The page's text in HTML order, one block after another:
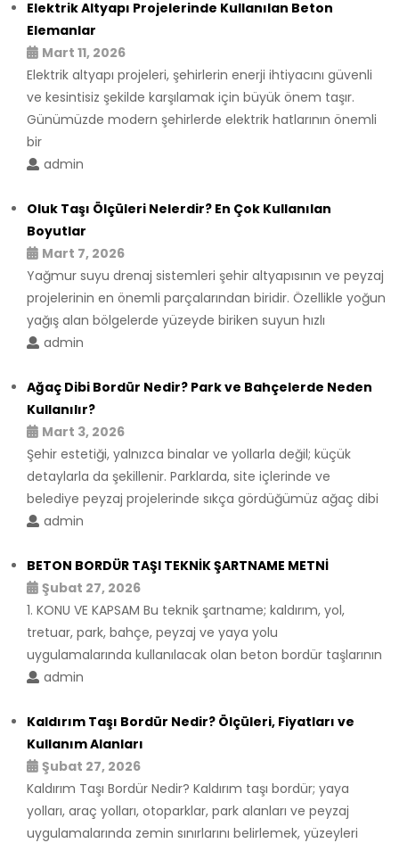
Elektrik Altyapı Projelerinde Kullanılan Beton
Elemanlar
Mart 11, 2026
Elektrik altyapı projeleri, şehirlerin enerji ihtiyacını güvenli
ve kesintisiz şekilde karşılamak için büyük önem taşır.
Günümüzde modern şehirlerde elektrik hatlarının önemli
bir
admin
Oluk Taşı Ölçüleri Nelerdir? En Çok Kullanılan
Boyutlar
Mart 7, 2026
Yağmur suyu drenaj sistemleri şehir altyapısının ve peyzaj
projelerinin en önemli parçalarından biridir. Özellikle yoğun
yağış alan bölgelerde yüzeyde biriken suyun hızlı
admin
Ağaç Dibi Bordür Nedir? Park ve Bahçelerde Neden
Kullanılır?
Mart 3, 2026
Şehir estetiği, yalnızca binalar ve yollarla değil; küçük
detaylarla da şekillenir. Parklarda, site içlerinde ve
belediye peyzaj projelerinde sıkça gördüğümüz ağaç dibi
admin
BETON BORDÜR TAŞI TEKNİK ŞARTNAME METNİ
Şubat 27, 2026
1. KONU VE KAPSAM Bu teknik şartname; kaldırım, yol,
tretuar, park, bahçe, peyzaj ve yaya yolu
uygulamalarında kullanılacak olan beton bordür taşlarının
admin
Kaldırım Taşı Bordür Nedir? Ölçüleri, Fiyatları ve
Kullanım Alanları
Şubat 27, 2026
Kaldırım Taşı Bordür Nedir? Kaldırım taşı bordür; yaya
yolları, araç yolları, otoparklar, park alanları ve peyzaj
uygulamalarında zemin sınırlarını belirlemek, yüzeyleri